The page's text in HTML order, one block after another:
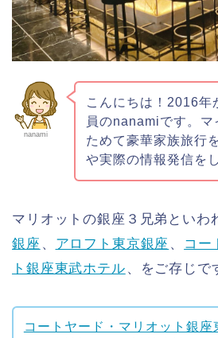
nanami
こんにちは！2016年
員のnanamiです。マ
ためて豪華家族旅行
や実際の情報発信を
マリオットの銀座３兄弟といわ
銀座 、 アロフト東京銀座 、 コー
ト銀座東武ホテル 、をご存じで
コートヤード・マリオット銀座